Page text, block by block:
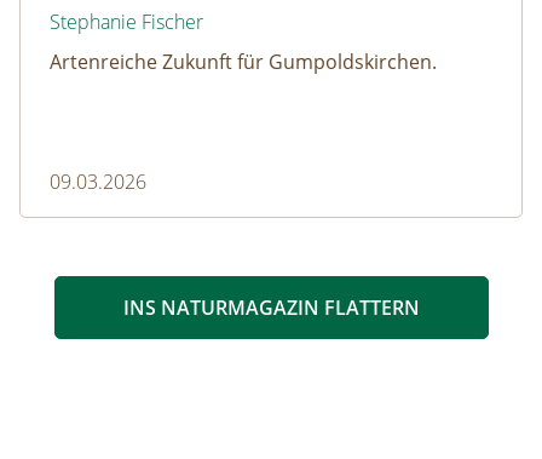
Stephanie Fischer
Artenreiche Zukunft für Gumpoldskirchen.
09.03.2026
INS NATURMAGAZIN FLATTERN